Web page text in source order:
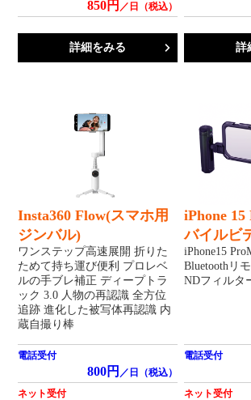
850円 ／日（税込）
詳細をみる 詳
Insta360 Flow(スマホ用
ジンバル)
ワンステップ高速展開 折りた
ためて持ち運び便利 プロレベ
ルの手ブレ補正 ディープトラ
ック 3.0 人物の再認識 全方位
追跡 進化した被写体再認識 内
蔵自撮り棒
電話受付
800円 ／日（税込）
ネット受付
iPhone
バイルビ
iPhone15
Bluetoothリ
NDフィルタ
電話受付
ネット受付